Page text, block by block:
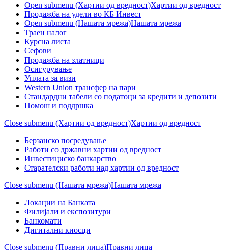
Open submenu (Хартии од вредност)Хартии од вредност
Продажба на удели во КБ Инвест
Open submenu (Нашата мрежа)Нашата мрежа
Траен налог
Курсна листа
Сефови
Продажба на златници
Осигурување
Уплата за визи
Western Union трансфер на пари
Стандардни табели со податоци за кредити и депозити
Помош и поддршка
Close submenu (Хартии од вредност)Хартии од вредност
Берзанско посредување
Работи со државни хартии од вредност
Инвестициско банкарство
Старателски работи над хартии од вредност
Close submenu (Нашата мрежа)Нашата мрежа
Локации на Банката
Филијали и експозитури
Банкомати
Дигитални киосци
Close submenu (Правни лица)Правни лица